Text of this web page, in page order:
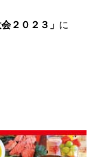
２０２３」 に